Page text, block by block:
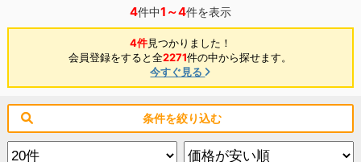
4件中1～4件を表示
4件見つかりました！
会員登録をすると全2271件の中から探せます。
今すぐ見る
条件を絞り込む